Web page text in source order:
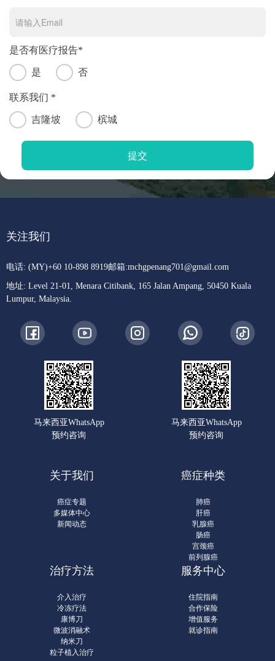
是否有医疗报告*
是 否
联系我们 *
吉隆坡 槟城
关注我们
电话: (MY)+60 10-898 8919邮箱:mchgpenang701@gmail.com
地址: Level 21-01, Menara Citibank, 165 Jalan Ampang, 50450 Kuala
Lumpur, Malaysia.
马来西亚WhatsApp
预约咨询
马来西亚WhatsApp
预约咨询
关于我们
癌症专题
多媒体中心
新闻动态
癌症种类
肺癌
肝癌
乳腺癌
肠癌
宫颈癌
前列腺癌
治疗方法
介入治疗
冷冻疗法
康博刀
微波消融术
纳米刀
粒子植入治疗
服务中心
住院指南
合作保险
增值服务
就诊指南